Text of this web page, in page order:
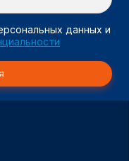
данных и